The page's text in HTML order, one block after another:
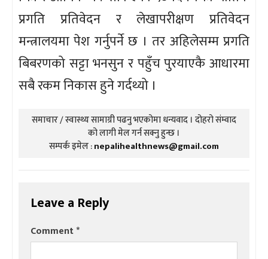
प्रगति प्रतिवेदन र लेखापरीक्षण प्रतिवेदन
मन्त्रालयमा पेश गर्नुपर्ने छ । तर अहिलेसम्म प्रगति
बिबरणको सट्टा भनसुन र पहुँच पुरयाएकै आधारमा
सबै रकम निकास हुने गर्दथ्यो ।
समाचार / स्वास्थ्य सामाग्री पढनु भएकोमा धन्यवाद । दोहरो संम्वाद
को लागी मेल गर्न सक्नु हुन्छ ।
सम्पर्क इमेल :nepalihealthnews@gmail.com
Leave a Reply
Comment*